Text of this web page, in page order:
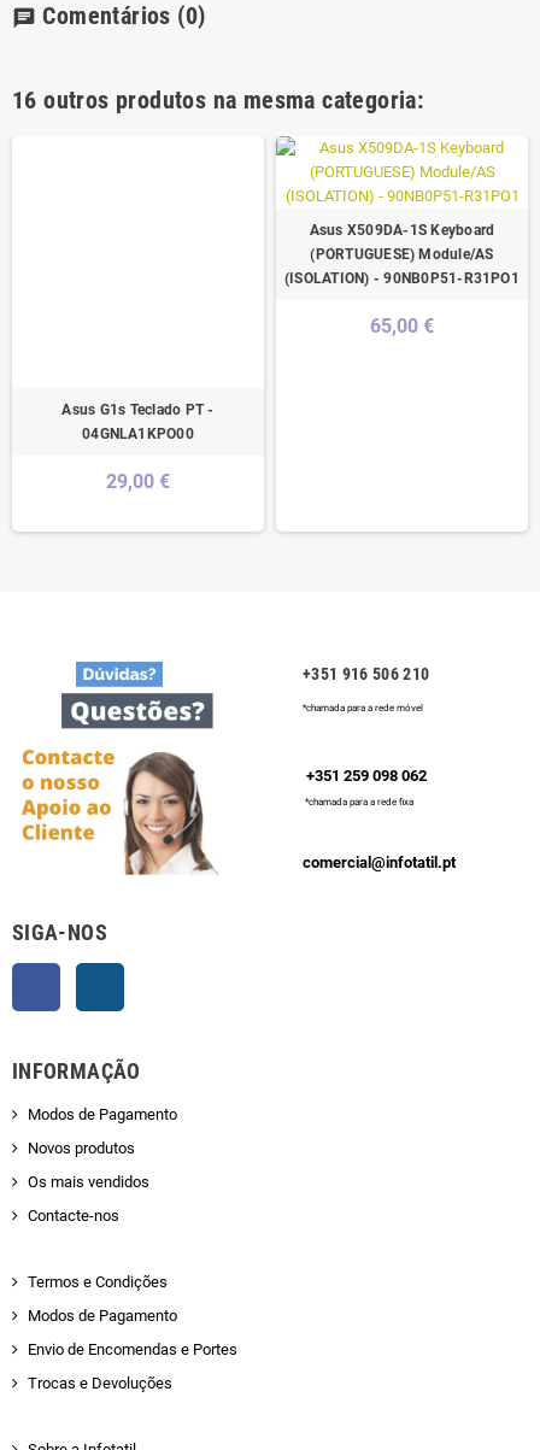
chat Comentários (0)
16 outros produtos na mesma categoria:
Asus G1s Teclado PT -
04GNLA1KPO00
29,00 €
Asus X509DA-1S Keyboard
(PORTUGUESE) Module/AS
(ISOLATION) - 90NB0P51-R31PO1
65,00 €
+351 916 506 210
*chamada para a rede móvel
+351 259 098 062
*chamada para a rede fixa
comercial@infotatil.pt
SIGA-NOS
INFORMAÇÃO
Modos de Pagamento
Novos produtos
Os mais vendidos
Contacte-nos
Termos e Condições
Modos de Pagamento
Envio de Encomendas e Portes
Trocas e Devoluções